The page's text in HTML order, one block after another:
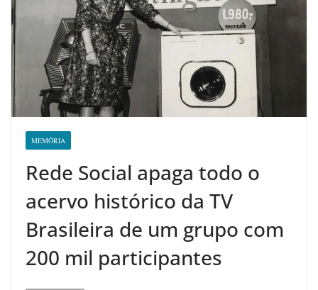
MEMÓRIA
Rede Social apaga todo o
acervo histórico da TV
Brasileira de um grupo com
200 mil participantes